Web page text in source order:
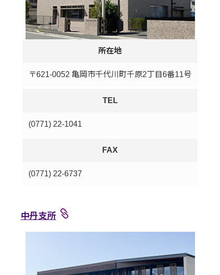
所在地
〒621-0052 亀岡市千代川町千原2丁目6番11号
TEL
(0771) 22-1041
FAX
(0771) 22-6737
中丹支所